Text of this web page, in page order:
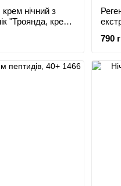
крем нічний з
"Троянда, крем
790